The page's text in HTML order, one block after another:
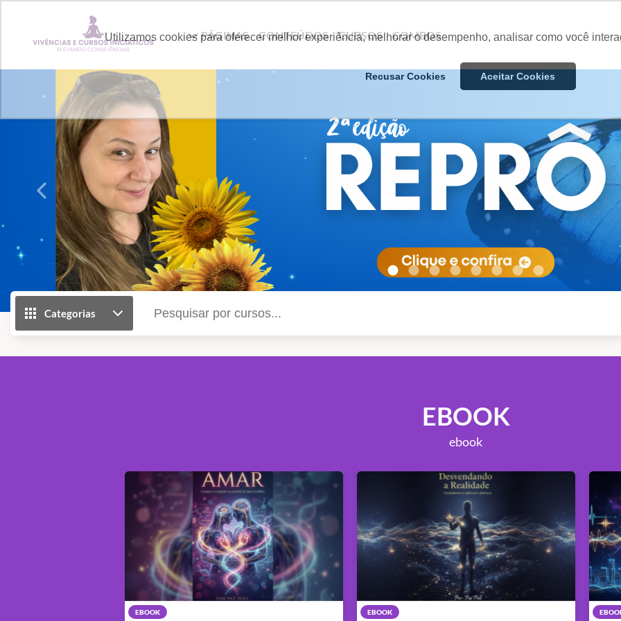
Utilizamos cookies para oferecer melhor experiência, melhorar o desempenho, analisar como você
Recusar Cookies Aceitar Cookies
PÁGINAS CONTEÚDOS CURSOS COMBOS
Categorias
EBOOK
ebook
EBOOK EBOOK